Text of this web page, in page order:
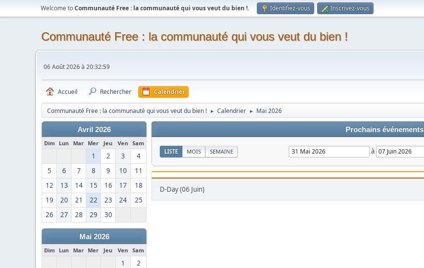
Welcome toCommunauté Free : la communauté qui vous veut du bien !. Identifiez-vous Inscrivez-vous
Communauté Free : la communauté qui vous veut du bien !
06 Août 2026 à 20:32:59
Accueil Rechercher Calendrier
Communauté Free : la communauté qui vous veut du bien ! ► Calendrier ► Mai 2026
Avril 2026
Dim Lun Mar Mer Jeu Ven Sam
1 2 3
4
5
6 7 8 9 10
11
12
13 14 15 16 17
18
19
20 21 22 23 24
25
26
27 28 29 30
Mai 2026
Dim Lun Mar Mer Jeu Ven Sam
1
2
Prochains événements
LISTE MOIS SEMAINE à
D-Day (06 Juin)